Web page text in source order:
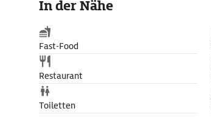
gelegene Straßen hinunter blicken.
In der Nähe
Fast-Food
Restaurant
Toiletten